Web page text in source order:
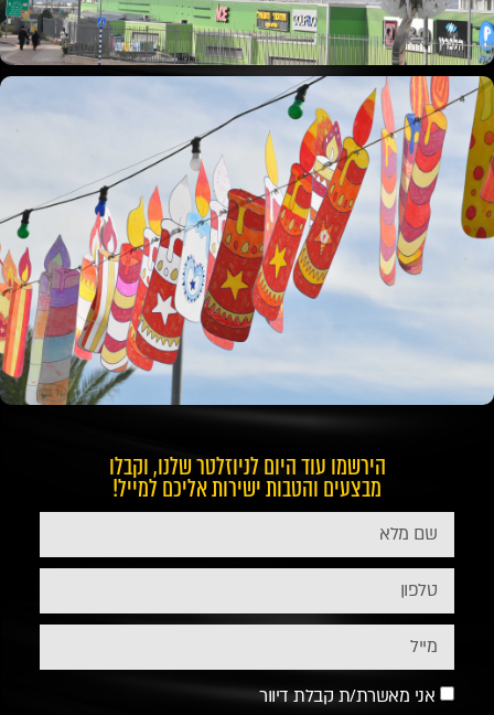
הירשמו עוד היום לניוזלטר שלנו, וקבלו
מבצעים והטבות ישירות אליכם למייל!
אני מאשרת/ת קבלת דיוור